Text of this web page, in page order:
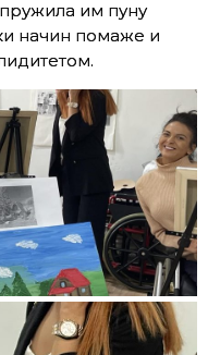
им пуну
начин помаже и